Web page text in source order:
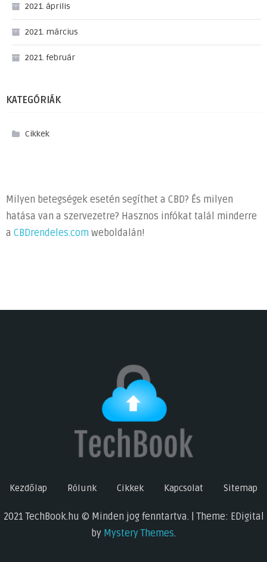
2021. április
2021. március
2021. február
KATEGÓRIÁK
Cikkek
Milyen betegségek esetén segíthet a CBD? És milyen
hatása van a szervezetre? Hasznos infókat talál minderre
a CBDrendeles.com weboldalán!
Kezdőlap Rólunk Cikkek Kapcsolat Sitemap
2021 TechBook.hu © Minden jog fenntartva. | Theme: EDigital
by Mystery Themes.